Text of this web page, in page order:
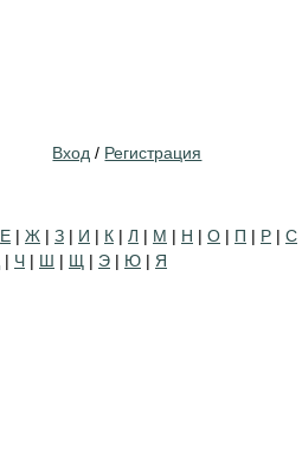
Вход / Регистрация
Е | Ж | З | И | К | Л | М | Н | О | П | Р | С
| Ч | Ш | Щ | Э | Ю | Я